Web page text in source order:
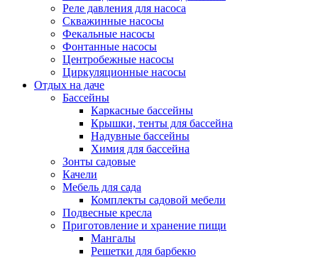
Реле давления для насоса
Скважинные насосы
Фекальные насосы
Фонтанные насосы
Центробежные насосы
Циркуляционные насосы
Отдых на даче
Бассейны
Каркасные бассейны
Крышки, тенты для бассейна
Надувные бассейны
Химия для бассейна
Зонты садовые
Качели
Мебель для сада
Комплекты садовой мебели
Подвесные кресла
Приготовление и хранение пищи
Мангалы
Решетки для барбекю